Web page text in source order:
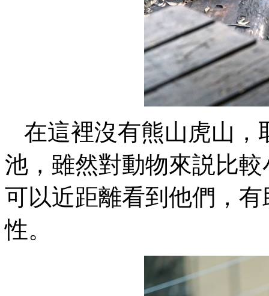
在這裡沒有熊山虎山，
池，雖然對動物來説比
可以近距離看到他們，
性。